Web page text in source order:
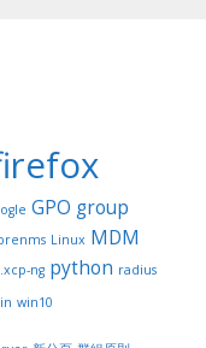
GPO group
Linux MDM
ng python radius
win10